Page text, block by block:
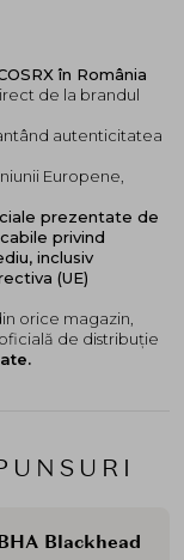
Blackhead
în România
de la brandul
autenticitatea
Europene,
prezentate de
privind
inclusiv
(UE)
orice magazin,
de distribuție